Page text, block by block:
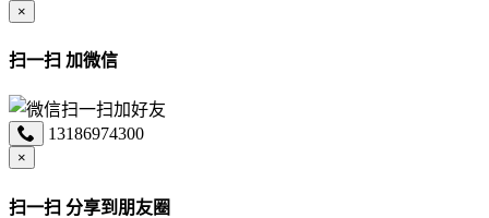
×
扫一扫 加微信
13186974300
×
扫一扫 分享到朋友圈